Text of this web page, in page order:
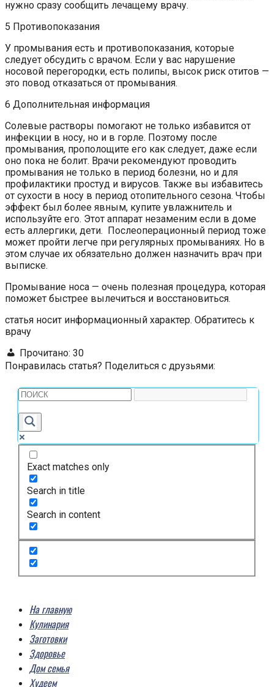
нужно сразу сообщить лечащему врачу.
5 Противопоказания
У промывания есть и противопоказания, которые
следует обсудить с врачом. Если у вас нарушение
носовой перегородки, есть полипы, высок риск отитов —
это повод отказаться от промывания.
6 Дополнительная информация
Солевые растворы помогают не только избавится от
инфекции в носу, но и в горле. Поэтому после
промывания, прополощите его как следует, даже если
оно пока не болит. Врачи рекомендуют проводить
промывания не только в период болезни, но и для
профилактики простуд и вирусов. Также вы избавитесь
от сухости в носу в период отопительного сезона. Чтобы
эффект был более явным, купите увлажнитель и
используйте его. Этот аппарат незаменим если в доме
есть аллергики, дети. Послеоперационный период тоже
может пройти легче при регулярных промываниях. Но в
этом случае их обязательно должен назначить врач при
выписке.
Промывание носа — очень полезная процедура, которая
поможет быстрее вылечиться и восстановиться.
статья носит информационный характер. Обратитесь к
врачу
Прочитано: 30
Понравилась статья? Поделиться с друзьями:
Exact matches only
Search in title
Search in content
На главную
Кулинария
Заготовки
Здоровье
Дом семья
Худеем